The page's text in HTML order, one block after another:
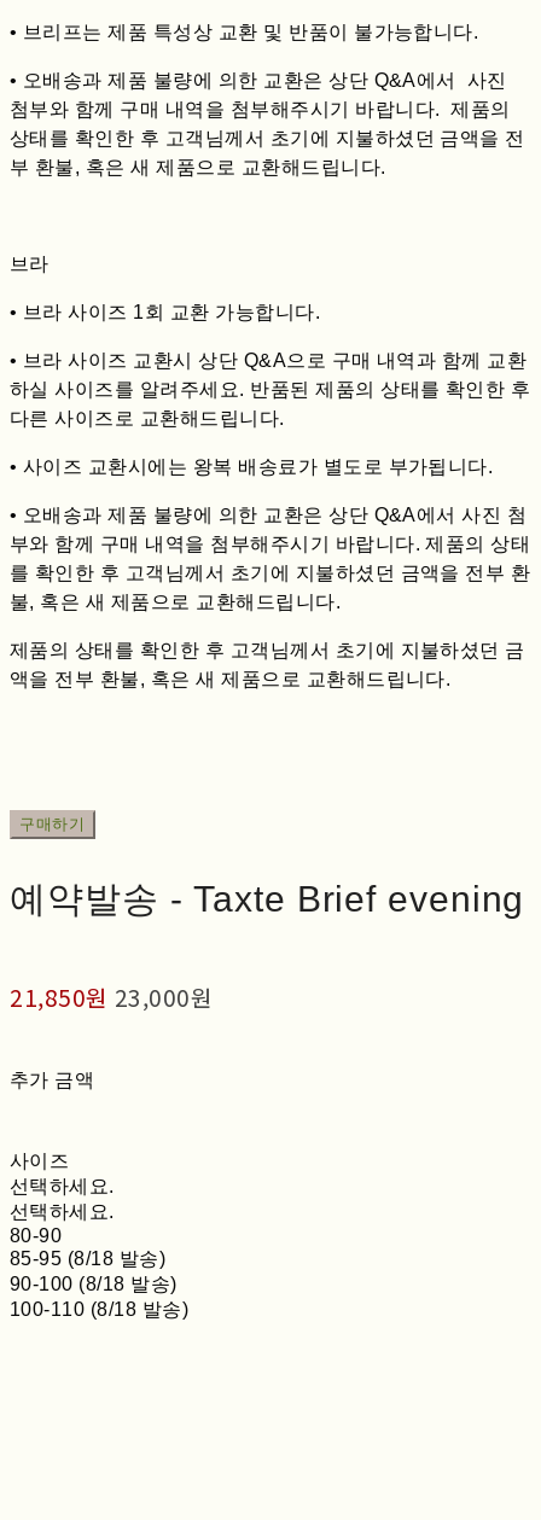
• 브리프는 제품 특성상 교환 및 반품이 불가능합니다.
• 오배송과 제품 불량에 의한 교환은 상단 Q&A에서 사진
첨부와 함께 구매 내역을 첨부해주시기 바랍니다. 제품의
상태를 확인한 후 고객님께서 초기에 지불하셨던 금액을 전
부 환불, 혹은 새 제품으로 교환해드립니다.
브라
• 브라 사이즈 1회 교환 가능합니다.
• 브라 사이즈 교환시 상단 Q&A으로 구매 내역과 함께 교환
하실 사이즈를 알려주세요. 반품된 제품의 상태를 확인한 후
다른 사이즈로 교환해드립니다.
• 사이즈 교환시에는 왕복 배송료가 별도로 부가됩니다.
• 오배송과 제품 불량에 의한 교환은 상단 Q&A에서 사진 첨
부와 함께 구매 내역을 첨부해주시기 바랍니다. 제품의 상태
를 확인한 후 고객님께서 초기에 지불하셨던 금액을 전부 환
불, 혹은 새 제품으로 교환해드립니다.
제품의 상태를 확인한 후 고객님께서 초기에 지불하셨던 금
액을 전부 환불, 혹은 새 제품으로 교환해드립니다.
구매하기
예약발송 - Taxte Brief evening
21,850원 23,000원
추가 금액
사이즈
선택하세요.
선택하세요.
80-90
85-95 (8/18 발송)
90-100 (8/18 발송)
100-110 (8/18 발송)